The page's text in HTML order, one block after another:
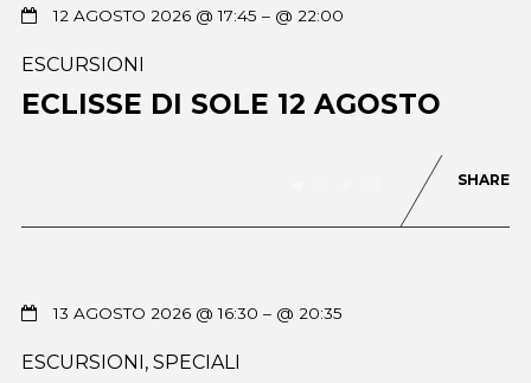
12 AGOSTO 2026 @ 17:45 – @ 22:00
ESCURSIONI
ECLISSE DI SOLE 12 AGOSTO
SHARE
13 AGOSTO 2026 @ 16:30 – @ 20:35
ESCURSIONI, SPECIALI